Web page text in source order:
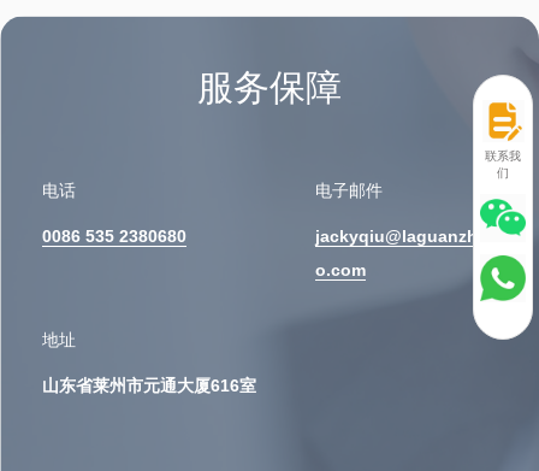
服务保障
电话
0086 535 2380680
电子邮件
jackyqiu@laguanzhu
o.com
地址
山东省莱州市元通大厦616室
联系我
们